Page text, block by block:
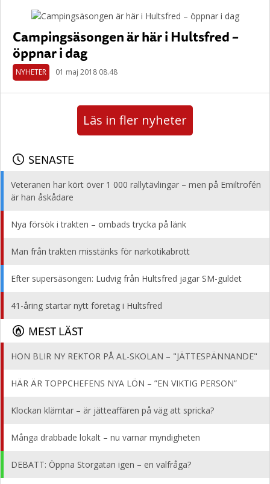
Campingsäsongen är här i Hultsfred –
öppnar i dag
NYHETER 01 maj 2018 08.48
Läs in fler nyheter
SENASTE
Veteranen har kört över 1 000 rallytävlingar – men på Emiltrofén
är han åskådare
Nya försök i trakten – ombads trycka på länk
Man från trakten misstänks för narkotikabrott
Efter supersäsongen: Ludvig från Hultsfred jagar SM-guldet
41-åring startar nytt företag i Hultsfred
MEST LÄST
HON BLIR NY REKTOR PÅ AL-SKOLAN – "JÄTTESPÄNNANDE"
HÄR ÄR TOPPCHEFENS NYA LÖN – ”EN VIKTIG PERSON”
Klockan klämtar – är jätteaffären på väg att spricka?
Många drabbade lokalt – nu varnar myndigheten
DEBATT: Öppna Storgatan igen – en valfråga?